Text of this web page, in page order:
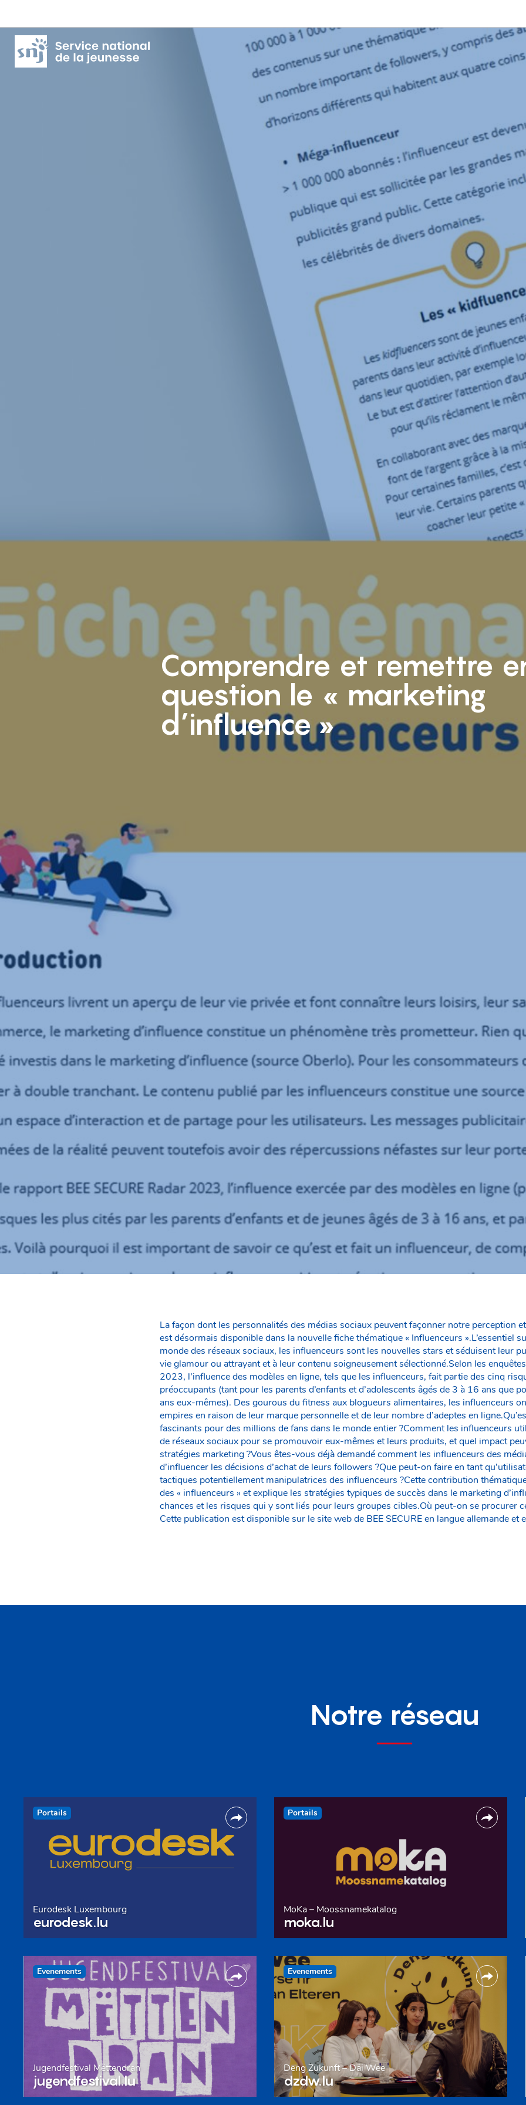
Comprendre et remettre
question le « marketing
d’influence »
La façon dont les personnalités des médias sociaux peuvent façonner notre perception
est désormais disponible dans la nouvelle fiche thématique « Influenceurs ».L’essentiel
monde des réseaux sociaux, les influenceurs sont les nouvelles stars et séduisent leur
vie glamour ou attrayant et à leur contenu soigneusement sélectionné.Selon les
2023, l’influence des modèles en ligne, tels que les influenceurs, fait partie des cinq
préoccupants (tant pour les parents d’enfants et d’adolescents âgés de 3 à 16 ans que
ans eux-mêmes). Des gourous du fitness aux blogueurs alimentaires, les influenceurs
empires en raison de leur marque personnelle et de leur nombre d’adeptes en
fascinants pour des millions de fans dans le monde entier ?Comment les influenceurs
de réseaux sociaux pour se promouvoir eux-mêmes et leurs produits, et quel impact
stratégies marketing ?Vous êtes-vous déjà demandé comment les influenceurs des
d’influencer les décisions d’achat de leurs followers ?Que peut-on faire en tant
tactiques potentiellement manipulatrices des influenceurs ?Cette contribution
des « influenceurs » et explique les stratégies typiques de succès dans le marketing
chances et les risques qui y sont liés pour leurs groupes cibles.Où peut-on se procurer
Cette publication est disponible sur le site web de BEE SECURE en langue allemande et
Notre réseau
Portails
Eurodesk Luxembourg
eurodesk.lu
Portails
MoKa – Moossnamekatalog
moka.lu
Evenements
Jugendfestival Mëttendran
jugendfestival.lu
Evenements
Deng Zukunft – Däi Wee
dzdw.lu